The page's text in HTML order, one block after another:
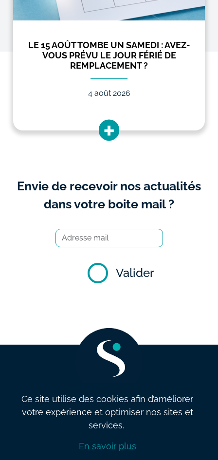
LE 15 AOÛT TOMBE UN SAMEDI : AVEZ-
VOUS PRÉVU LE JOUR FÉRIÉ DE
REMPLACEMENT ?
4 août 2026
Envie de recevoir nos actualités
dans votre boite mail ?
Valider
info@salarysolution.be •
Politique et qualité
Ce site utilise des cookies afin d’améliorer
votre expérience et optimiser nos sites et
services.
En savoir plus